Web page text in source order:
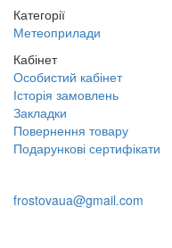
Категорії
Метеоприлади
Кабінет
Особистий кабінет
Історія замовлень
Закладки
Повернення товару
Подарункові сертифікати
frostovaua@gmail.com